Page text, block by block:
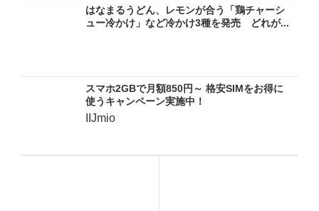
はなまるうどん、レモンが合う「鶏チャーシ
ュー冷かけ」など冷かけ3種を発売 どれが...
スマホ2GBで月額850円～ 格安SIMをお得に
使うキャンペーン実施中！
IIJmio